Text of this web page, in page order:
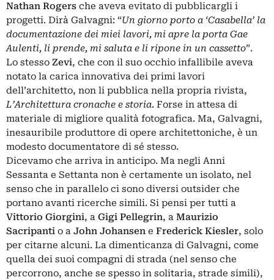
Nathan Rogers che aveva evitato di pubblicargli i
progetti. Dirà Galvagni: “Un giorno porto a ‘Casabella’ la
documentazione dei miei lavori, mi apre la porta Gae
Aulenti, li prende, mi saluta e li ripone in un cassetto”.
Lo stesso Zevi, che con il suo occhio infallibile aveva
notato la carica innovativa dei primi lavori
dell’architetto, non li pubblica nella propria rivista,
L’Architettura cronache e storia. Forse in attesa di
materiale di migliore qualità fotografica. Ma, Galvagni,
inesauribile produttore di opere architettoniche, è un
modesto documentatore di sé stesso.
Dicevamo che arriva in anticipo. Ma negli Anni
Sessanta e Settanta non è certamente un isolato, nel
senso che in parallelo ci sono diversi outsider che
portano avanti ricerche simili. Si pensi per tutti a
Vittorio Giorgini, a Gigi Pellegrin, a Maurizio
Sacripanti o a John Johansen e Frederick Kiesler, solo
per citarne alcuni. La dimenticanza di Galvagni, come
quella dei suoi compagni di strada (nel senso che
percorrono, anche se spesso in solitaria, strade simili),